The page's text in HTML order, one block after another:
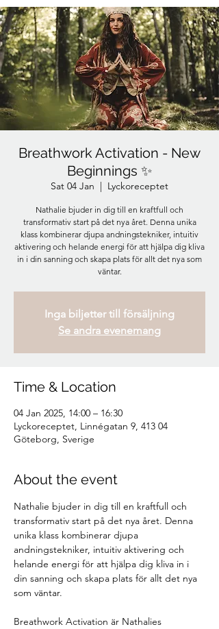
Breathwork Activation - New
Beginnings ✨
Sat 04 Jan
  |
Lyckoreceptet
Nathalie bjuder in dig till en kraftfull och
transformativ start på det nya året. Denna unika
klass kombinerar djupa andningstekniker, intuitiv
aktivering och helande energi för att hjälpa dig kliva
in i din sanning och skapa plats för allt det nya som
väntar.
Inga biljetter till försäljning
Se andra evenemang
Time & Location
04 Jan 2025, 14:00 – 16:30
Lyckoreceptet, Linnégatan 9, 413 04
Göteborg, Sverige
About the event
Nathalie bjuder in dig till en kraftfull och
transformativ start på det nya året. Denna
unika klass kombinerar djupa
andningstekniker, intuitiv aktivering och
helande energi för att hjälpa dig kliva in i
din sanning och skapa plats för allt det nya
som väntar.
Breathwork Activation är Nathalies